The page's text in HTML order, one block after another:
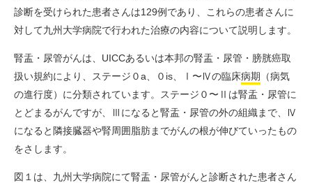
診断を受けられた患者さんは129例であり、これらの患者さんに
対して九州大学病院で行われた治療の内容について説明します。
腎盂・尿管がんは、UICCあるいは本邦の腎盂・尿管・膀胱癌取
扱い規約により、ステージ０a、０is、Ⅰ〜Ⅳの臨床病期 （病気
の進行度）に分類されています。ステージ０〜Ⅱは腎盂・尿管に
とどまるがんですが、Ⅲになると腎盂・尿管の外の組織まで、Ⅳ
になると隣接臓器や腎周囲脂肪までがんの根が伸びていったもの
をさします。
図１は、九州大学病院にて腎盂・尿管がんと診断された患者さん